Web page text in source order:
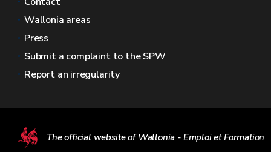
Wallonia areas
Press
Submit a complaint to the SPW
Report an irregularity
The official website of Wallonia - Emploi et Formation